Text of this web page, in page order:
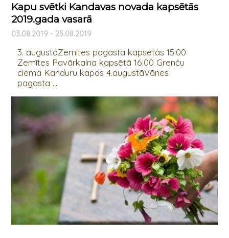
Kapu svētki Kandavas novada kapsētās
2019.gada vasarā
03.08.2019 - 25.08.2019
3. augustāZemītes pagasta kapsētās 15:00
Zemītes Pavārkalna kapsētā 16:00 Grenču
ciema Kanduru kapos 4.augustāVānes
pagasta ...